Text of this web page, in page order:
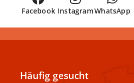
Facebook InstagramWhatsApp
Häufig gesucht